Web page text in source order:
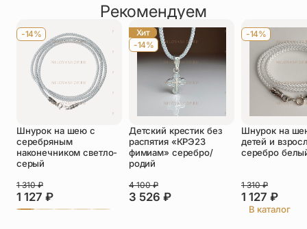
Оставить отзыв
Подтверждаю свое согласие с
политикой конфиденциальностии даю
согласие на обработку персональных
данных
Тамара
26.06.2026
приношу благодарности. образ выполнен очень
Рекомендуем
-14%
Шнурок на шею с
серебряным
наконечником светло-
серый
1 127 ₽
1 310₽
Хит
-14%
Детский крестик без
распятия «КРЭ23
фимиам» серебро/
родий
3 526 ₽
4 100₽
-14%
Шнурок на
детей и
серебро
1 127 ₽
1 310₽
В каталог